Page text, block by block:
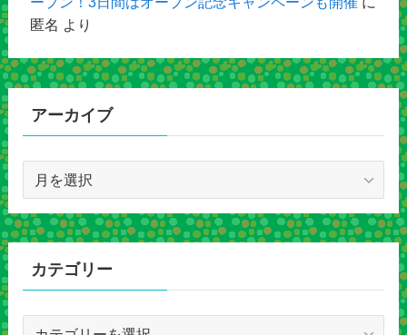
匿名 より
アーカイブ
カ
イ
カテゴリー